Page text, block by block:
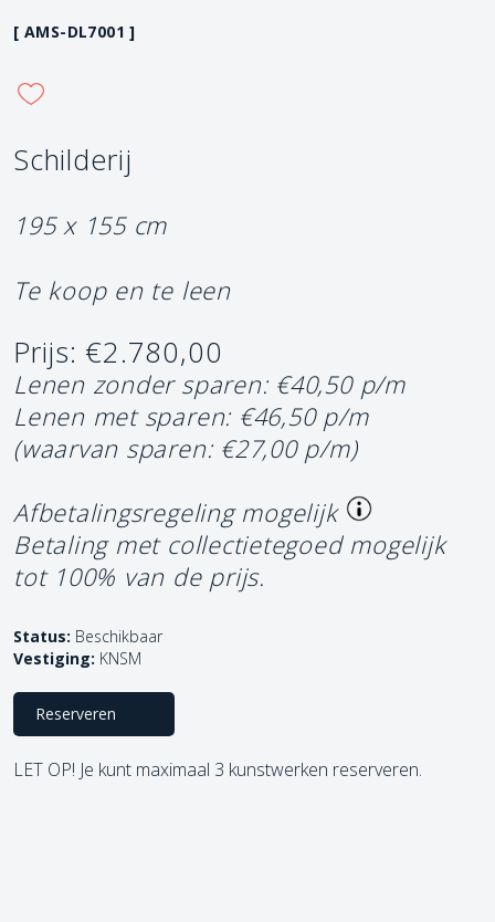
[ AMS-DL7001 ]
Schilderij
195 x 155 cm
Te koop en te leen
Prijs: €2.780,00
Lenen zonder sparen: €40,50 p/m
Lenen met sparen: €46,50 p/m
(waarvan sparen: €27,00 p/m)
Afbetalingsregeling mogelijk
Betaling met collectietegoed mogelijk
tot 100% van de prijs.
Status: Beschikbaar
Vestiging: KNSM
Reserveren
LET OP! Je kunt maximaal 3 kunstwerken reserveren.